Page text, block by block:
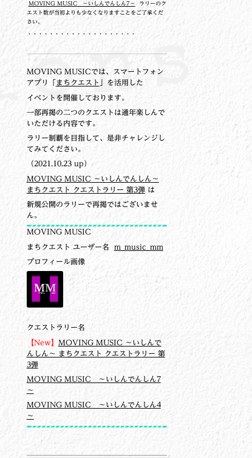
MOVING MUSIC ～いしんでんしん7～ ラリーのク
エスト数が当初よりも少なくなりますことをご了承くだ
さい。
・・・・・・・・・・・・・・・・・・・・
MOVING MUSICでは、スマートフォン
アプリ「
まちクエスト 」を活用した
イベントを開催しております。
一部再掲の二つのクエストは通年楽しんで
いただける内容です。
ラリー制覇を目指して、是非チャレンジし
てみてください。
（2021.10.23 up）
MOVING MUSIC ～いしんでんしん～
まちクエスト クエストラリー 第3弾は
新規公開のラリーで再掲ではございませ
ん。
MOVING MUSIC
まちクエスト ユーザー名 m_music_mm
プロフィール画像
クエストラリー名
【New】 MOVING MUSIC ～いしんで
んしん～ まちクエスト クエストラリー 第
3弾
MOVING MUSIC ～いしんでんしん7
～
MOVING MUSIC ～いしんでんしん4
～